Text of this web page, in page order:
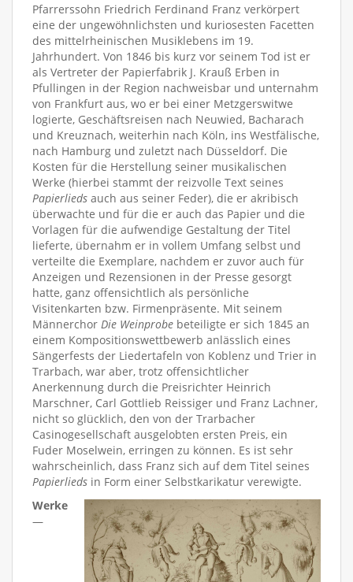
Pfarrerssohn Friedrich Ferdinand Franz verkörpert
eine der ungewöhnlichsten und kuriosesten Facetten
des mittelrheinischen Musiklebens im 19.
Jahrhundert. Von 1846 bis kurz vor seinem Tod ist er
als Vertreter der Papierfabrik J. Krauß Erben in
Pfullingen in der Region nachweisbar und unternahm
von Frankfurt aus, wo er bei einer Metzgerswitwe
logierte, Geschäftsreisen nach Neuwied, Bacharach
und Kreuznach, weiterhin nach Köln, ins Westfälische,
nach Hamburg und zuletzt nach Düsseldorf. Die
Kosten für die Herstellung seiner musikalischen
Werke (hierbei stammt der reizvolle Text seines
Papierlieds auch aus seiner Feder), die er akribisch
überwachte und für die er auch das Papier und die
Vorlagen für die aufwendige Gestaltung der Titel
lieferte, übernahm er in vollem Umfang selbst und
verteilte die Exemplare, nachdem er zuvor auch für
Anzeigen und Rezensionen in der Presse gesorgt
hatte, ganz offensichtlich als persönliche
Visitenkarten bzw. Firmenpräsente. Mit seinem
Männerchor Die Weinprobe beteiligte er sich 1845 an
einem Kompositionswettbewerb anlässlich eines
Sängerfests der Liedertafeln von Koblenz und Trier in
Trarbach, war aber, trotz offensichtlicher
Anerkennung durch die Preisrichter Heinrich
Marschner, Carl Gottlieb Reissiger und Franz Lachner,
nicht so glücklich, den von der Trarbacher
Casinogesellschaft ausgelobten ersten Preis, ein
Fuder Moselwein, erringen zu können. Es ist sehr
wahrscheinlich, dass Franz sich auf dem Titel seines
Papierlieds in Form einer Selbstkarikatur verewigte.
Werke
—